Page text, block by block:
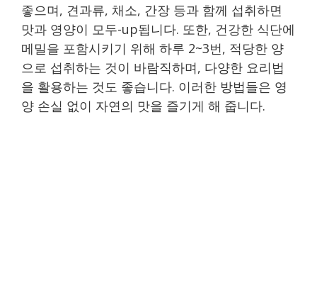
좋으며, 견과류, 채소, 간장 등과 함께 섭취하면
맛과 영양이 모두-up됩니다. 또한, 건강한 식단에
메밀을 포함시키기 위해 하루 2~3번, 적당한 양
으로 섭취하는 것이 바람직하며, 다양한 요리법
을 활용하는 것도 좋습니다. 이러한 방법들은 영
양 손실 없이 자연의 맛을 즐기게 해 줍니다.